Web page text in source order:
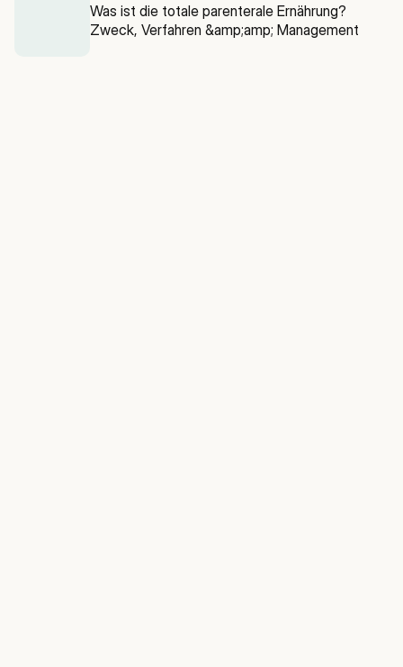
Was ist die totale parenterale Ernährung?
Zweck, Verfahren &amp;amp; Management